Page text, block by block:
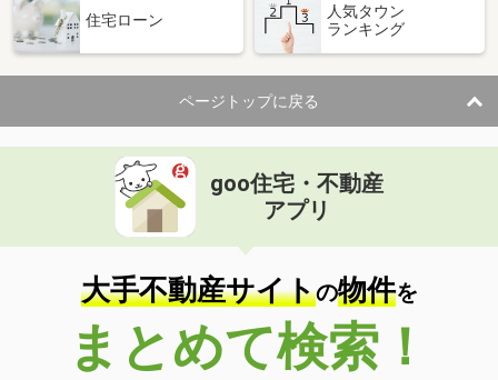
住 所
岐阜県岐阜市南鶉７
専有面積 23.18m²
間取り
1K
岐阜県岐阜市高田６丁目
価 格
住 所
岐阜県岐阜市高田６丁目
専有面積 53.68m²
間取り
2LDK
岐阜県大垣市昼飯町
価 格
4.20万円
住宅ローン
人気タウン
ランキング
ページトップに戻る
goo住宅・不動産
アプリ
大手不動産サイトの物件を
まとめて検索！